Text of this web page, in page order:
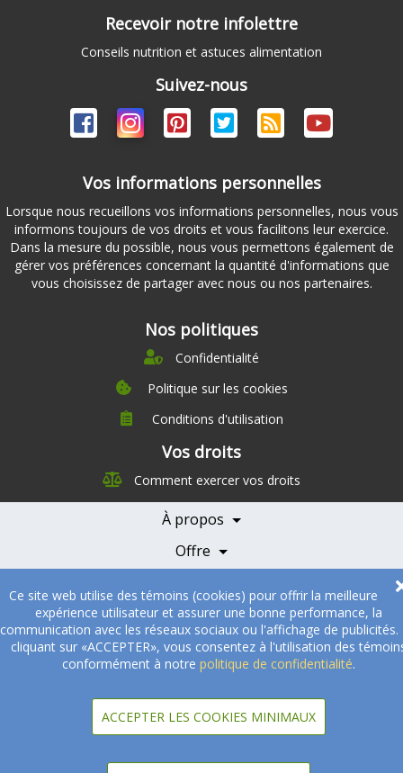
Ce site web utilise des témoins (cookies) pour offrir la meilleure
expérience utilisateur et assurer une bonne performance, la
communication avec les réseaux sociaux ou l'affichage de publicités.
cliquant sur «ACCEPTER», vous consentez à l'utilisation des
conformément à notre politique de confidentialité.
ACCEPTER LES COOKIES MINIMAUX
Recevoir notre infolettre
Conseils nutrition et astuces alimentation
Suivez-nous
Vos informations personnelles
Lorsque nous recueillons vos informations personnelles, nous vous
informons toujours de vos droits et vous facilitons leur exercice.
Dans la mesure du possible, nous vous permettons également de
gérer vos préférences concernant la quantité d'informations que
vous choisissez de partager avec nous ou nos partenaires.
Nos politiques
Confidentialité
Politique sur les cookies
Conditions d'utilisation
Vos droits
Comment exercer vos droits
À propos
À propos
Nutrition
Offre
Témoignages
Nos partenaires
Devenir Partenaire
Professionnels de la santé
© 2005-2026 Sukha Technologies Inc.SOS Cuisine. Tous droits
réservés.